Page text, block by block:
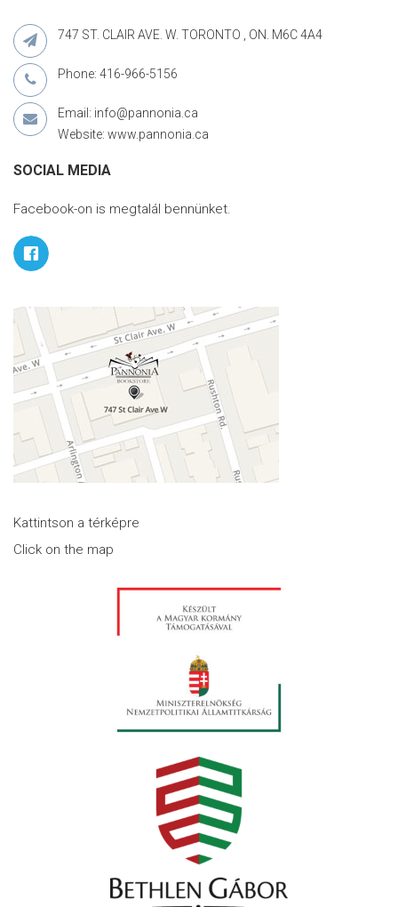
747 ST. CLAIR AVE. W. TORONTO , ON. M6C 4A4
Phone: 416-966-5156
Email: info@pannonia.ca
Website: www.pannonia.ca
SOCIAL MEDIA
Facebook-on is megtalál bennünket.
Kattintson a térképre
Click on the map